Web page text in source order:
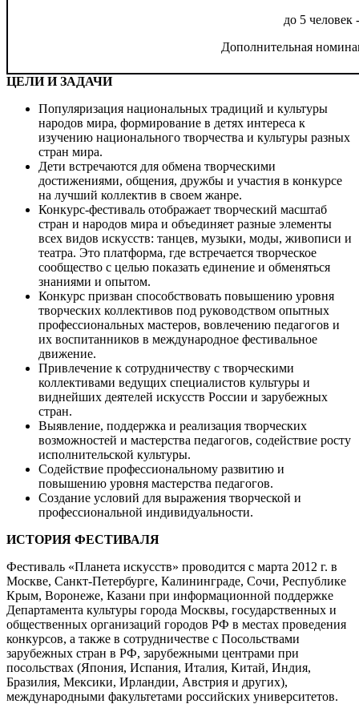
до 5 человек
Дополнительная
ЦЕЛИ И ЗАДАЧИ
Популяризация национальных традиций и культуры
народов мира, формирование в детях интереса к
изучению национального творчества и культуры разных
стран мира.
Дети встречаются для обмена творческими
достижениями, общения, дружбы и участия в конкурсе
на лучший коллектив в своем жанре.
Конкурс-фестиваль отображает творческий масштаб
стран и народов мира и объединяет разные элементы
всех видов искусств: танцев, музыки, моды, живописи и
театра. Это платформа, где встречается творческое
сообщество с целью показать единение и обменяться
знаниями и опытом.
Конкурс призван способствовать повышению уровня
творческих коллективов под руководством опытных
профессиональных мастеров, вовлечению педагогов и
их воспитанников в международное фестивальное
движение.
Привлечение к сотрудничеству с творческими
коллективами ведущих специалистов культуры и
виднейших деятелей искусств России и зарубежных
стран.
Выявление, поддержка и реализация творческих
возможностей и мастерства педагогов, содействие росту
исполнительской культуры.
Содействие профессиональному развитию и
повышению уровня мастерства педагогов.
Создание условий для выражения творческой и
профессиональной индивидуальности.
ИСТОРИЯ ФЕСТИВАЛЯ
Фестиваль «Планета искусств» проводится с марта 2012 г. в
Москве, Санкт-Петербурге, Калининграде, Сочи, Республике
Крым, Воронеже, Казани при информационной поддержке
Департамента культуры города Москвы, государственных и
общественных организаций городов РФ в местах проведения
конкурсов, а также в сотрудничестве с Посольствами
зарубежных стран в РФ, зарубежными центрами при
посольствах (Япония, Испания, Италия, Китай, Индия,
Бразилия, Мексики, Ирландии, Австрия и других),
международными факультетами российских университетов.